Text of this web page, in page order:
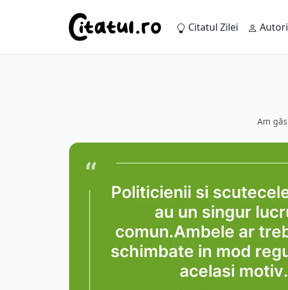
Citatul Zilei Autori
Am